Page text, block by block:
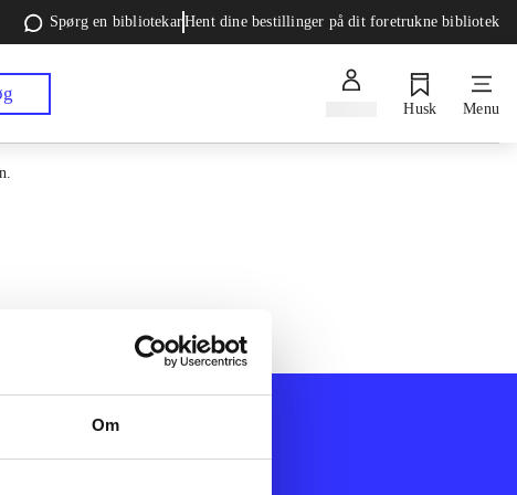
Om
Spørg en bibliotekarHent dine bestillinger på dit foretrukne bibliotek
Husk Menu
Afdelinger